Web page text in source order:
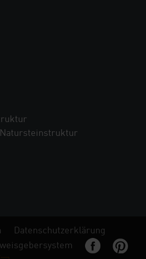
Natursteinstruktur
Datenschutzerklärung